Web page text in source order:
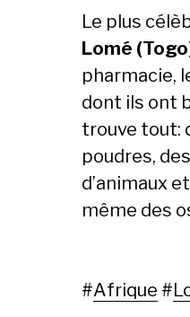
Le plus
Lomé
pharmacie,
dont ils ont
trouve tout:
poudres,
d’animaux
même des
#Afrique #